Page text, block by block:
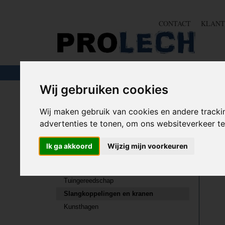
Wij gebruiken cookies
Wij maken gebruik van cookies en andere
advertenties te tonen, om ons websiteverkeer
Ik ga akkoord Wijzig mijn voorkeuren
CONTACT
TUIN
Tuinslangen
Tuingereedschap
Slangkoppelingen en kranen
Kunsthagen